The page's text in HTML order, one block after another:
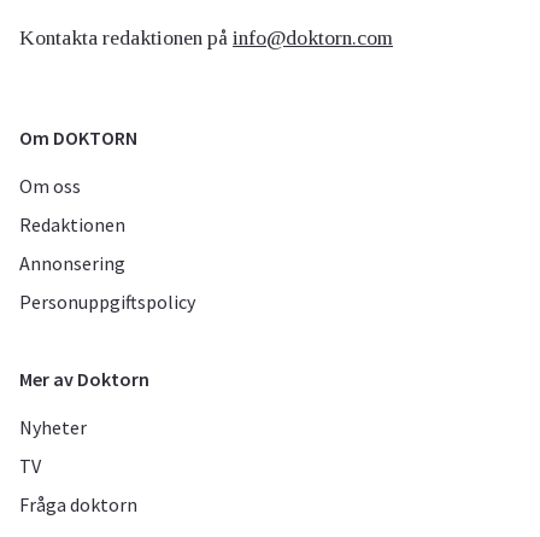
Kontakta redaktionen på info@doktorn.com
Om DOKTORN
Om oss
Redaktionen
Annonsering
Personuppgiftspolicy
Mer av Doktorn
Nyheter
TV
Fråga doktorn